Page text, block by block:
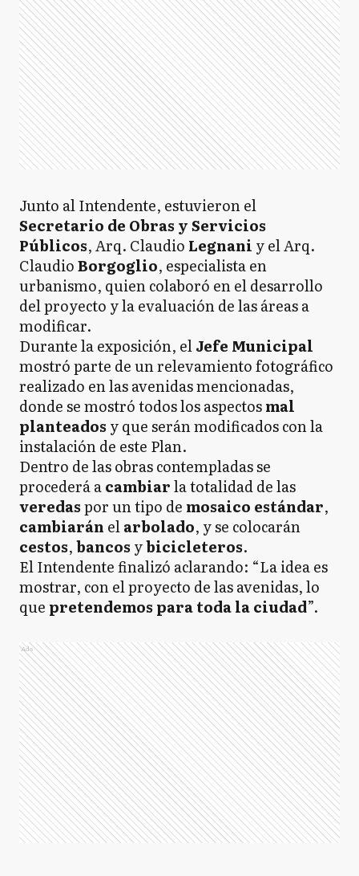
Junto al Intendente, estuvieron el
Secretario de Obras y Servicios
Públicos, Arq. Claudio Legnani y el Arq.
ClaudioBorgoglio, especialista en
urbanismo, quien colaboró en el desarrollo
del proyecto y la evaluación de las áreas a
modificar.
Durante la exposición, elJefe Municipal
mostró parte de un relevamiento fotográfico
realizado en las avenidas mencionadas,
donde se mostró todos los aspectosmal
planteados y que serán modificados con la
instalación de este Plan.
Dentro de las obras contempladas se
procederá acambiarla totalidad de las
veredaspor un tipo de mosaico estándar,
cambiarán elarbolado, y se colocarán
cestos,bancos ybicicleteros.
El Intendente finalizó aclarando: “La idea es
mostrar, con el proyecto de las avenidas, lo
que pretendemos para toda la ciudad”.
Ads